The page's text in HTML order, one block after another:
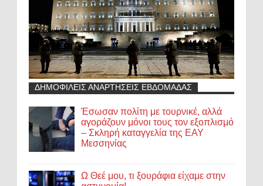
ΔΗΜΟΦΙΛΕΙΣ ΑΝΑΡΤΗΣΕΙΣ ΕΒΔΟΜΑΔΑΣ
Έσωσαν πολίτη με τουρνικέ, αλλά
αγοράζουν μόνοι τους τον εξοπλισμό
– Σκληρή καταγγελία της ΕΑΥ
Μεσσηνίας
Ω Θεέ μου, τι ξουράφια είχαμε στην